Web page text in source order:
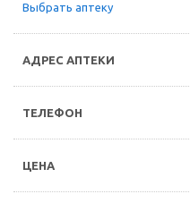
Выбрать аптеку